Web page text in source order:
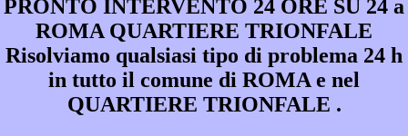
PRONTO INTERVENTO 24 ORE SU 24 a
ROMA QUARTIERE TRIONFALE
Risolviamo qualsiasi tipo di problema 24 h
in tutto il comune di ROMA e nel
QUARTIERE TRIONFALE .